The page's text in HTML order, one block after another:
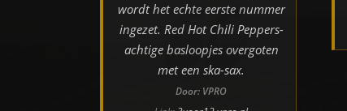
wordt het echte eerste nummer
ingezet. Red Hot Chili Peppers-
achtige basloopjes overgoten
met een ska-sax.
Door: VPRO